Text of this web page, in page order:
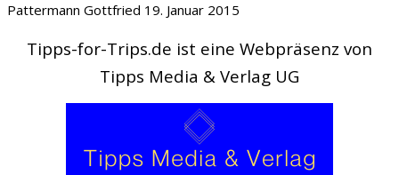
Pattermann Gottfried 19. Januar 2015
Tipps-for-Trips.de ist eine Webpräsenz von
Tipps Media & Verlag UG